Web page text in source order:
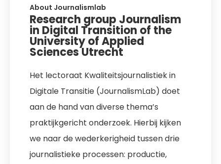
About Journalismlab
Research group Journalism
in Digital Transition of the
University of Applied
Sciences Utrecht
Het lectoraat Kwaliteitsjournalistiek in
Digitale Transitie (JournalismLab) doet
aan de hand van diverse thema’s
praktijkgericht onderzoek. Hierbij kijken
we naar de wederkerigheid tussen drie
journalistieke processen: productie,